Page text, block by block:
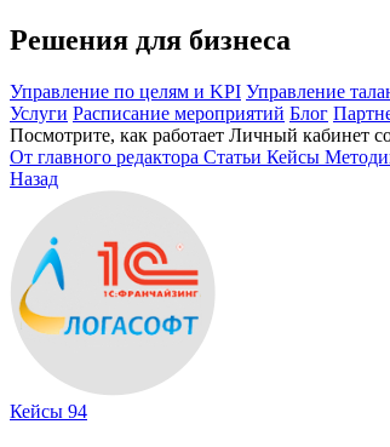
Решения для бизнеса
Управление по целям и KPI Управление
Услуги Расписание мероприятий Блог
Посмотрите, как работает Личный кабинет
От главного редактора Статьи Кейсы
Назад
Кейсы 94